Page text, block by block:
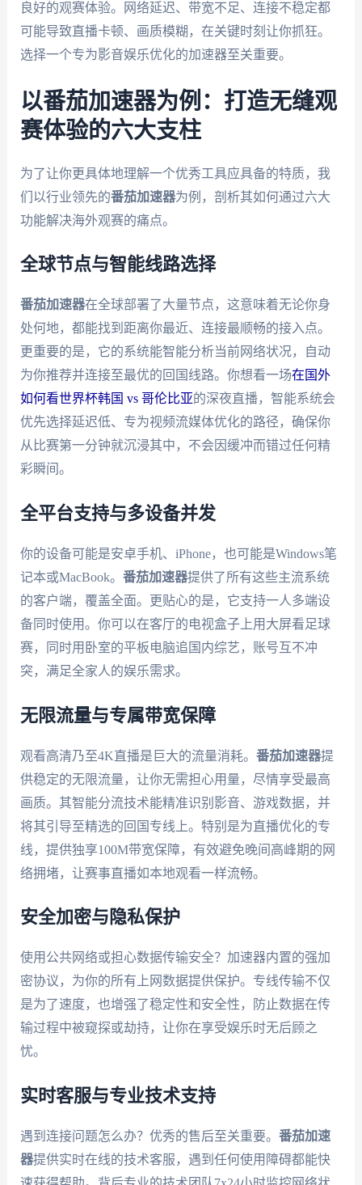
良好的观赛体验。网络延迟、带宽不足、连接不稳定都
可能导致直播卡顿、画质模糊，在关键时刻让你抓狂。
选择一个专为影音娱乐优化的加速器至关重要。
以番茄加速器为例：打造无缝观
赛体验的六大支柱
为了让你更具体地理解一个优秀工具应具备的特质，我
们以行业领先的番茄加速器为例，剖析其如何通过六大
功能解决海外观赛的痛点。
全球节点与智能线路选择
番茄加速器在全球部署了大量节点，这意味着无论你身
处何地，都能找到距离你最近、连接最顺畅的接入点。
更重要的是，它的系统能智能分析当前网络状况，自动
为你推荐并连接至最优的回国线路。你想看一场在国外
如何看世界杯韩国 vs 哥伦比亚的深夜直播，智能系统会
优先选择延迟低、专为视频流媒体优化的路径，确保你
从比赛第一分钟就沉浸其中，不会因缓冲而错过任何精
彩瞬间。
全平台支持与多设备并发
你的设备可能是安卓手机、iPhone，也可能是Windows笔
记本或MacBook。 番茄加速器提供了所有这些主流系统
的客户端，覆盖全面。更贴心的是，它支持一人多端设
备同时使用。你可以在客厅的电视盒子上用大屏看足球
赛，同时用卧室的平板电脑追国内综艺，账号互不冲
突，满足全家人的娱乐需求。
无限流量与专属带宽保障
观看高清乃至4K直播是巨大的流量消耗。 番茄加速器提
供稳定的无限流量，让你无需担心用量，尽情享受最高
画质。其智能分流技术能精准识别影音、游戏数据，并
将其引导至精选的回国专线上。特别是为直播优化的专
线，提供独享100M带宽保障，有效避免晚间高峰期的网
络拥堵，让赛事直播如本地观看一样流畅。
安全加密与隐私保护
使用公共网络或担心数据传输安全？加速器内置的强加
密协议，为你的所有上网数据提供保护。专线传输不仅
是为了速度，也增强了稳定性和安全性，防止数据在传
输过程中被窥探或劫持，让你在享受娱乐时无后顾之
忧。
实时客服与专业技术支持
遇到连接问题怎么办？优秀的售后至关重要。 番茄加速
器提供实时在线的技术客服，遇到任何使用障碍都能快